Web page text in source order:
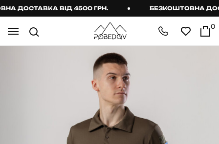
ДОСТАВКА ВІД 4500 ГРН. БЕЗКОШТОВНА
0